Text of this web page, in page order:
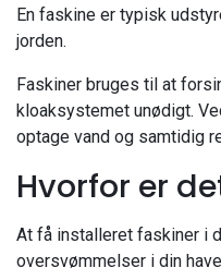
En faskine er typisk
jorden.
Faskiner bruges til at
kloaksystemet unødigt.
optage vand og samtidig
Hvorfor er
At få installeret faskiner i
oversvømmelser i din